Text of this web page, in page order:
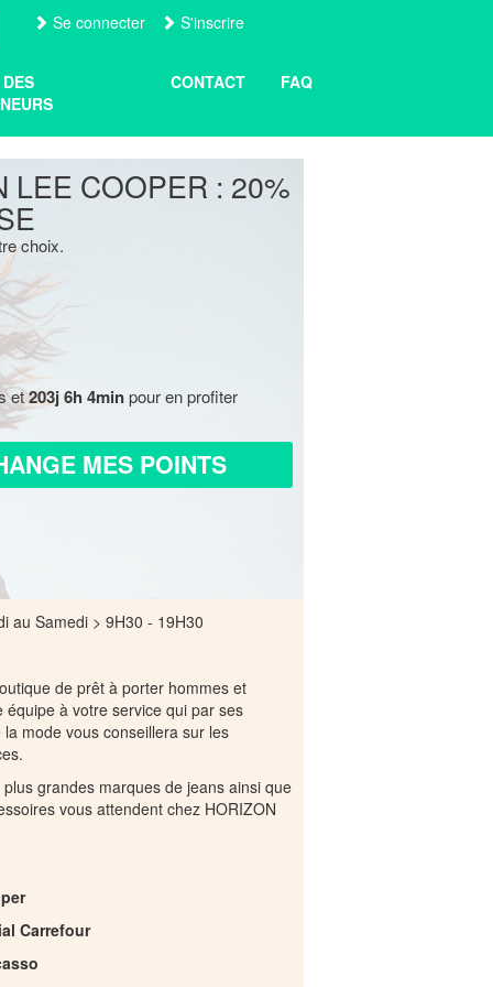
Se connecter S'inscrire
CONTACT FAQ
LEE COOPER : 20%
choix.
et203j 6h 4minpour en profiter
MES POINTS
au Samedi > 9H30 - 19H30
de prêt à porter hommes et
équipe à votre service qui par ses
mode vous conseillera sur les
grandes marques de jeans ainsi que
vous attendent chez HORIZON
Carrefour